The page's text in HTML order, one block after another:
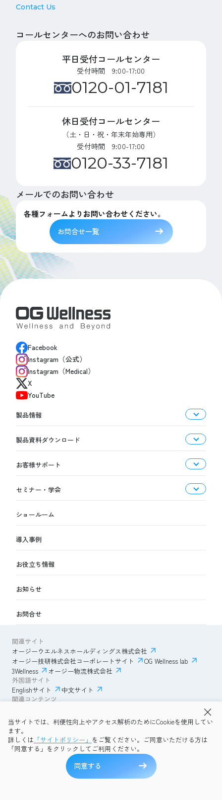
当サイトでは、利便性向上やアクセス解析のためにCookieを使用してい
ます。
詳しくは 「サイトポリシー」 をご覧ください。ご同意いただける方は
「同意する」をクリックしてご利用ください。
同意する
Contact Us
コールセンターへのお問い合わせ
平日受付コールセンター
受付時間 9:00-17:00
0120-01-7181
休日受付コールセンター
（土・日・祝・年末年始専用）
受付時間 9:00-17:00
0120-33-7181
メールでのお問い合わせ
各種フォームよりお問い合わせください。
お問合せ一覧
Facebook
Instagram（公式）
Instagram（Medical）
X
YouTube
製品情報
製品資料ダウンロード
お客様サポート
セミナー・学会
ショールーム
導入事例
お役立ち情報
お知らせ
お問合せ
関連サイト
オージーウエルネスホールディングス株式会社
オージー技研株式会社コーポレートサイト
OG Wellness lab
3Wellness
オージー物流株式会社
外国語サイト
Englishサイト
中文サイト
関連コンテンツ
透明性ガイドライン
プライバシーポリシー
OG Wellness会員規約
コミュニティガイドライン
サイトマップ
Copyright © 2026 OG Wellness Co., Ltd. All rights reserved.